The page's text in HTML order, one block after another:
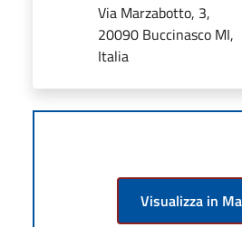
Via Marzabotto, 3,
20090 Buccinasco MI,
Italia
Visualizza in